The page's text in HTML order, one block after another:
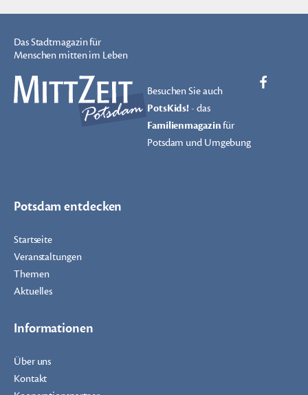
Das Stadtmagazin für
Menschen mitten im Leben
Besuchen Sie auch
PotsKids!- das
Familienmagazinfür
Potsdam und Umgebung
Potsdam entdecken
Startseite
Veranstaltungen
Themen
Aktuelles
Informationen
Über uns
Kontakt